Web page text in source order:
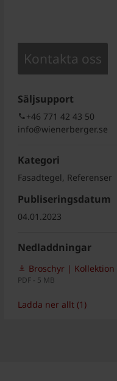
Kontakta oss
Säljsupport
+46 771 42 43 50
info@wienerberger.se
Kategori
Fasadtegel, Referenser
Publiseringsdatum
04.01.2023
Nedladdningar
Broschyr | Kollektion
PDF - 5 MB
Ladda ner allt (1)